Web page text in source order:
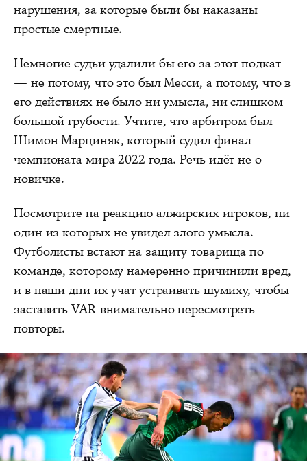
нарушения, за которые были бы наказаны
простые смертные.
Немногие судьи удалили бы его за этот подкат
— не потому, что это был Месси, а потому, что в
его действиях не было ни умысла, ни слишком
большой грубости. Учтите, что арбитром был
Шимон Марциняк, который судил финал
чемпионата мира 2022 года. Речь идёт не о
новичке.
Посмотрите на реакцию алжирских игроков, ни
один из которых не увидел злого умысла.
Футболисты встают на защиту товарища по
команде, которому намеренно причинили вред,
и в наши дни их учат устраивать шумиху, чтобы
заставить VAR внимательно пересмотреть
повторы.